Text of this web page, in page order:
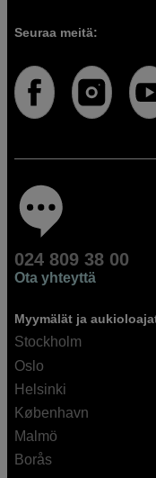
Seuraa meitä:
024 809 38 00
Ota yhteyttä
Myymälät ja
Stockholm
Oslo
Helsinki
København
Malmö
Borås